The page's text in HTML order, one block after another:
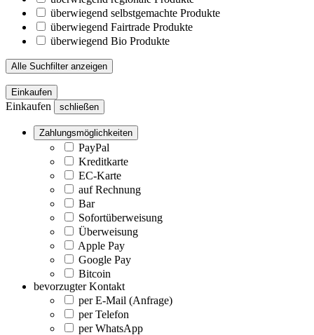
überwiegend selbstgemachte Produkte
überwiegend Fairtrade Produkte
überwiegend Bio Produkte
Alle Suchfilter anzeigen
Einkaufen
Einkaufen schließen
Zahlungsmöglichkeiten
PayPal
Kreditkarte
EC-Karte
auf Rechnung
Bar
Sofortüberweisung
Überweisung
Apple Pay
Google Pay
Bitcoin
bevorzugter Kontakt
per E-Mail (Anfrage)
per Telefon
per WhatsApp